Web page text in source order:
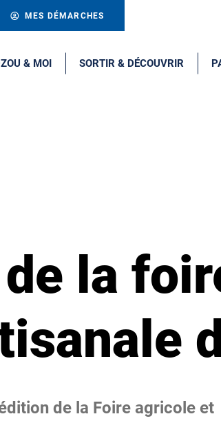
MES DÉMARCHES
& MOI SORTIR & DÉCOUVRIR
la
de la Foire agricole et